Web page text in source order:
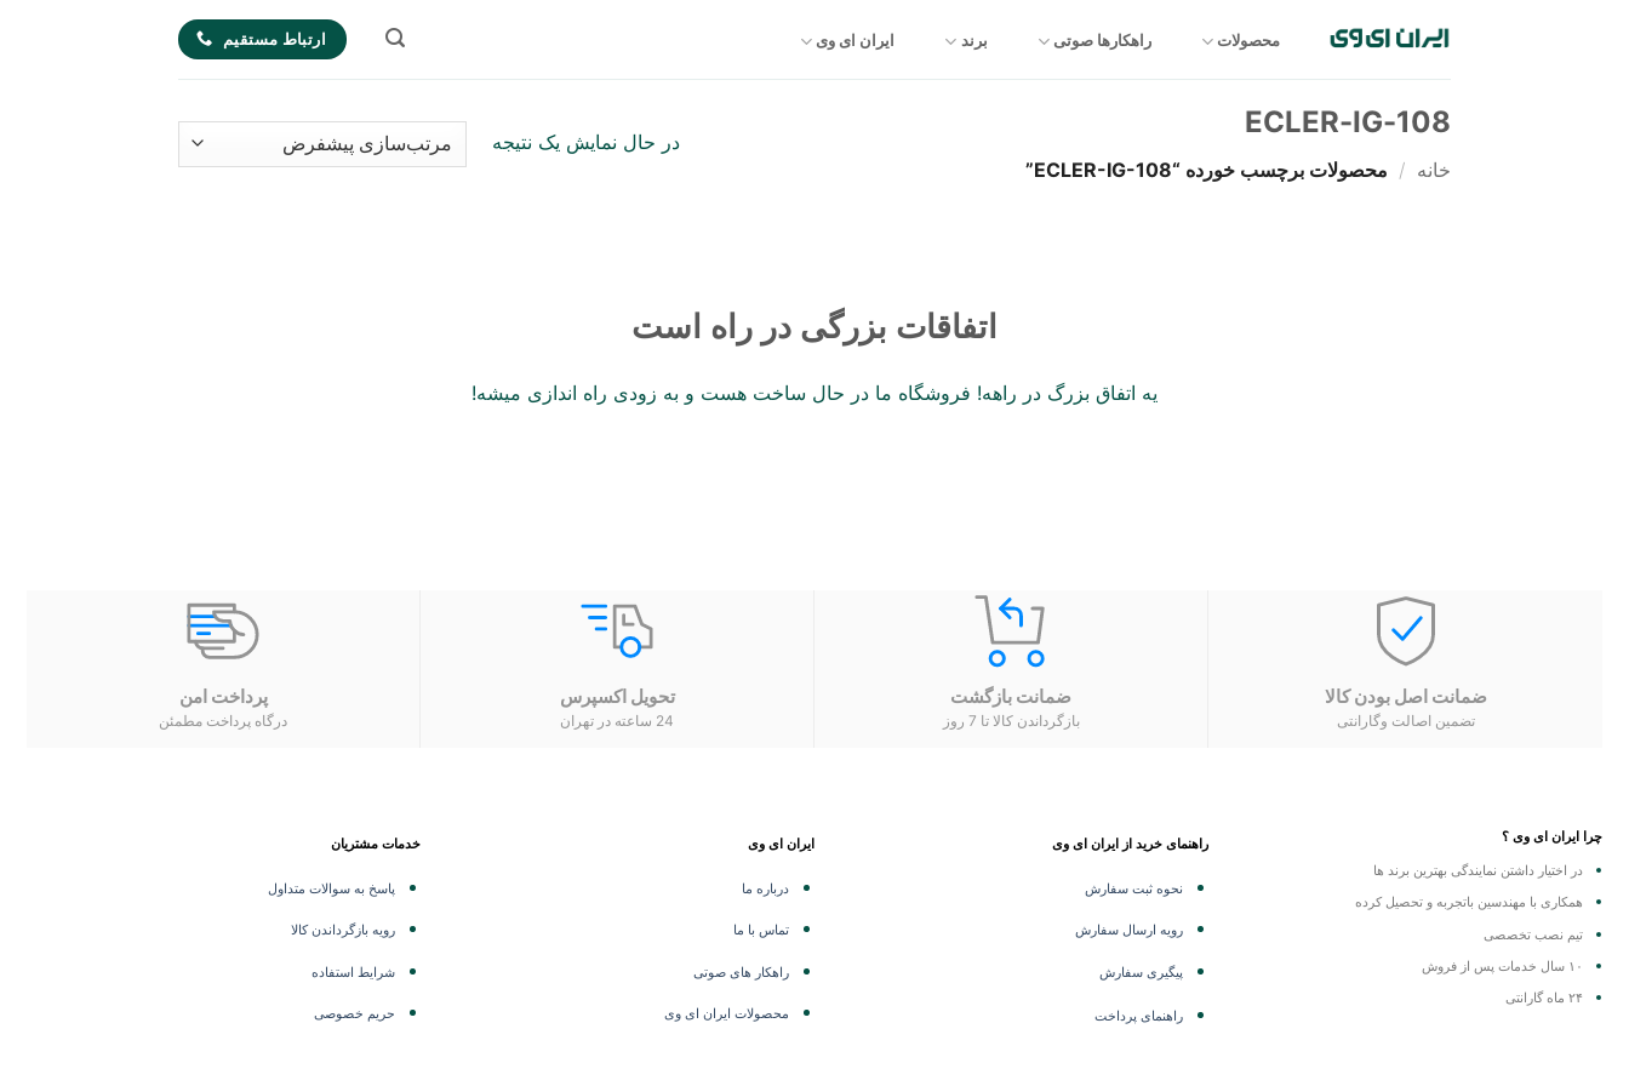
محصولات راهکارها صوتی برند ایران ای وی ارتباط مستقیم
ECLER-IG-108
خانه / محصولات برچسب خورده “ECLER-IG-108”
در حال نمایش یک نتیجه
اتفاقات بزرگی در راه است
یه اتفاق بزرگ در راهه! فروشگاه ما در حال ساخت هست و به زودی راه اندازی میشه!
ضمانت اصل بودن کالا
تضمین اصالت وگارانتی
ضمانت بازگشت
بازگرداندن کالا تا 7 روز
تحویل اکسپرس
24 ساعته در تهران
پرداخت امن
درگاه پرداخت مطمئن
چرا ایران ای وی ؟
در اختیار داشتن نمایندگی بهترین برند ها
همکاری با مهندسین باتجربه و تحصیل کرده
تیم نصب تخصصی
۱۰ سال خدمات پس از فروش
۲۴ ماه گارانتی
راهنمای خرید از ایران ای وی
نحوه ثبت سفارش
رویه ارسال سفارش
پیگیری سفارش
راهنمای پرداخت
ایران ای وی
درباره ما
تماس با ما
راهکار های صوتی
محصولات ایران ای وی
خدمات مشتریان
پاسخ به سوالات متداول
رویه بازگرداندن کالا
شرایط استفاده
حریم خصوصی